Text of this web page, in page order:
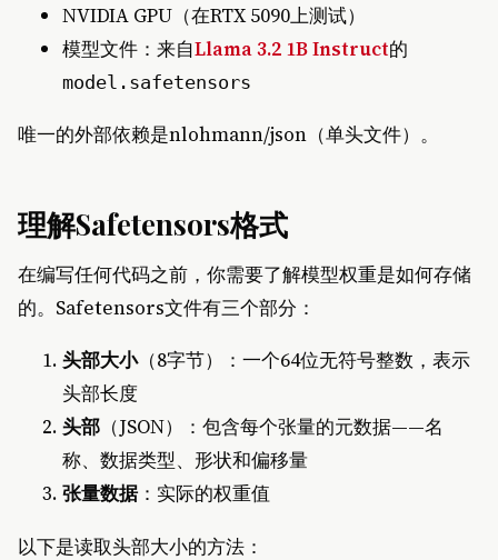
NVIDIA GPU（在RTX 5090上测试）
模型文件：来自Llama 3.2 1B Instruct的
model.safetensors
唯一的外部依赖是nlohmann/json（单头文件）。
理解Safetensors格式
在编写任何代码之前，你需要了解模型权重是如何存储
的。Safetensors文件有三个部分：
头部大小（8字节）：一个64位无符号整数，表示
头部长度
头部 （JSON）：包含每个张量的元数据——名
称、数据类型、形状和偏移量
张量数据：实际的权重值
以下是读取头部大小的方法：